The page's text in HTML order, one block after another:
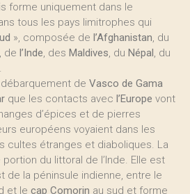
forme uniquement dans le
tous les pays limitrophes qui
», composée de l’Afghanistan, du
, de l’Inde, des Maldives, du Népal, du
.
débarquement de Vasco de Gama
que les contacts avec l’Europe vont
d’épices et de pierres
européens voyaient dans les
cultes étranges et diaboliques. La
portion du littoral de l’Inde. Elle est
de la péninsule indienne, entre le
et le cap Comorin au sud et forme